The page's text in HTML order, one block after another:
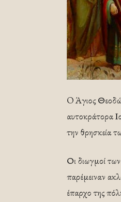
O Άγιος
αυτοκράτορα
την θρησκεία
Οι διωγμοί
παρέμειναν
έπαρχο της